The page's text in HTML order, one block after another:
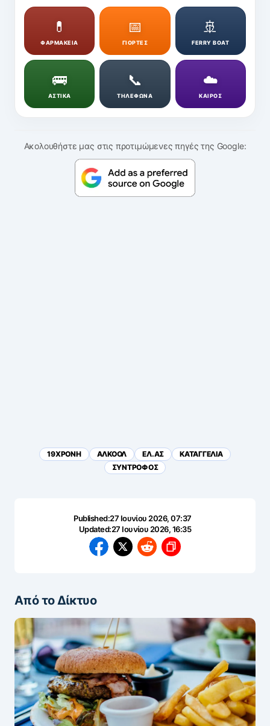
💊
ΦΑΡΜΑΚΕΙΑ
📅
ΓΙΟΡΤΕΣ
🚢
FERRY BOAT
🚌
ΑΣΤΙΚΑ
📞
ΤΗΛΕΦΩΝΑ
☁️
ΚΑΙΡΟΣ
Ακολουθήστε μας στις προτιμώμενες πηγές της Google:
19ΧΡΟΝΗ ΑΛΚΟΟΛ ΕΛ.ΑΣ
ΚΑΤΑΓΓΕΛΙΑ
ΣΥΝΤΡΟΦΟΣ
Published:27 Ιουνίου 2026, 07:37
Updated:27 Ιουνίου 2026, 16:35
Από το Δίκτυο